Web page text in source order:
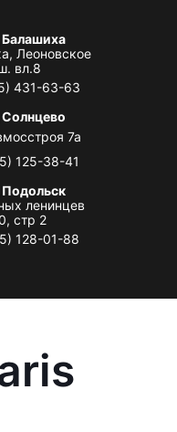
Леоновское
вл.8
431-63-63
7а
125-38-41
ленинцев
стр 2
128-01-88